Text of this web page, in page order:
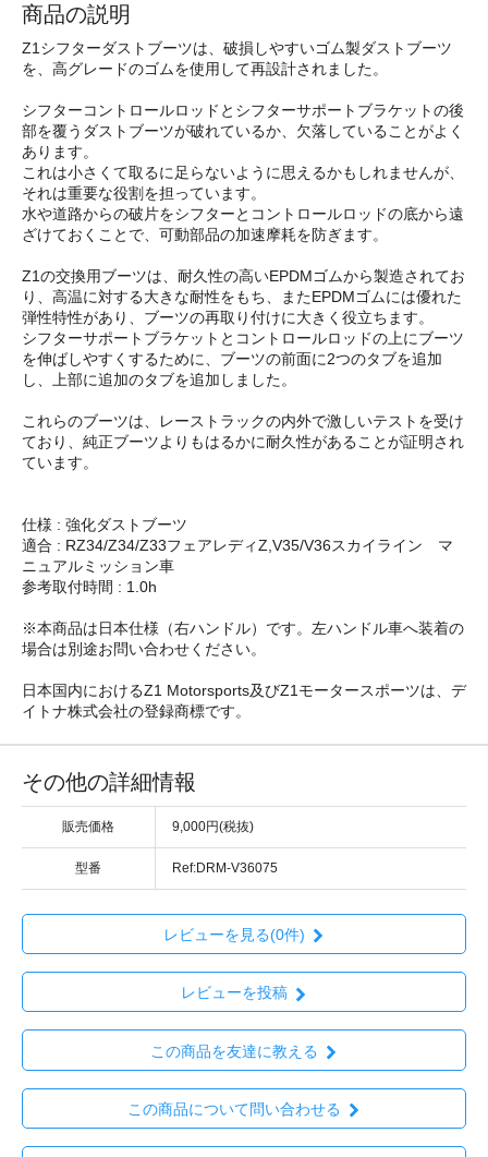
商品の説明
Z1シフターダストブーツは、破損しやすいゴム製ダストブーツ
を、高グレードのゴムを使用して再設計されました。
シフターコントロールロッドとシフターサポートブラケットの後
部を覆うダストブーツが破れているか、欠落していることがよく
あります。
これは小さくて取るに足らないように思えるかもしれませんが、
それは重要な役割を担っています。
水や道路からの破片をシフターとコントロールロッドの底から遠
ざけておくことで、可動部品の加速摩耗を防ぎます。
Z1の交換用ブーツは、耐久性の高いEPDMゴムから製造されてお
り、高温に対する大きな耐性をもち、またEPDMゴムには優れた
弾性特性があり、ブーツの再取り付けに大きく役立ちます。
シフターサポートブラケットとコントロールロッドの上にブーツ
を伸ばしやすくするために、ブーツの前面に2つのタブを追加
し、上部に追加のタブを追加しました。
これらのブーツは、レーストラックの内外で激しいテストを受け
ており、純正ブーツよりもはるかに耐久性があることが証明され
ています。
仕様 : 強化ダストブーツ
適合 : RZ34/Z34/Z33フェアレディZ,V35/V36スカイライン マ
ニュアルミッション車
参考取付時間 : 1.0h
※本商品は日本仕様（右ハンドル）です。左ハンドル車へ装着の
場合は別途お問い合わせください。
日本国内におけるZ1 Motorsports及びZ1モータースポーツは、デ
イトナ株式会社の登録商標です。
その他の詳細情報
販売価格 9,000円(税抜)
型番 Ref:DRM-V36075
レビューを見る(0件)
レビューを投稿
この商品を友達に教える
この商品について問い合わせる